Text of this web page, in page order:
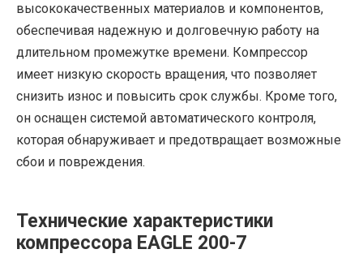
высококачественных материалов и компонентов,
обеспечивая надежную и долговечную работу на
длительном промежутке времени. Компрессор
имеет низкую скорость вращения, что позволяет
снизить износ и повысить срок службы. Кроме того,
он оснащен системой автоматического контроля,
которая обнаруживает и предотвращает возможные
сбои и повреждения.
Технические характеристики
компрессора EAGLE 200-7